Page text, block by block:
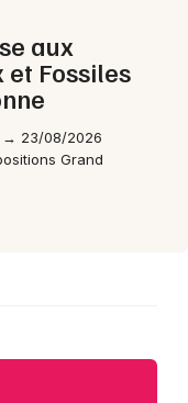
aux
Fossiles
→ 23/08/2026
Grand